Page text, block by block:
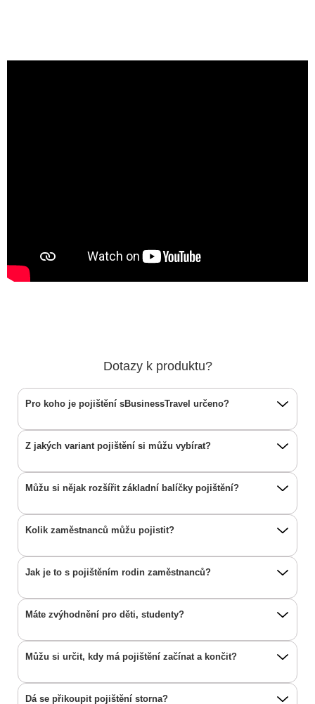
Dotazy k produktu?
Pro koho je pojištění sBusinessTravel určeno?
Z jakých variant pojištění si můžu vybírat?
Můžu si nějak rozšířit základní balíčky pojištění?
Kolik zaměstnanců můžu pojistit?
Jak je to s pojištěním rodin zaměstnanců?
Máte zvýhodnění pro děti, studenty?
Můžu si určit, kdy má pojištění začínat a končit?
Dá se přikoupit pojištění storna?